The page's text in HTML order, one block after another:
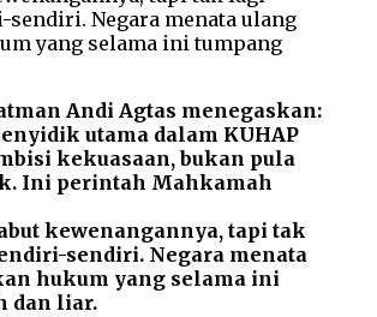
Andi Agtas menegaskan:
utama dalam KUHAP
kekuasaan, bukan pula
Ini perintah Mahkamah
kewenangannya, tapi tak
sendiri. Negara menata
hukum yang selama ini
dan liar.